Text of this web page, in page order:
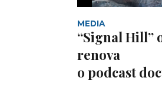
MEDIA
“Signal Hill”
renova
o podcast